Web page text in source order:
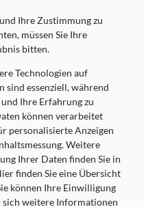
19.00 Uhr
19.00 Uhr
Ihre Zustimmung zu
müssen Sie Ihre
bitten.
Technologien auf
sind essenziell, während
Ihre Erfahrung zu
können verarbeitet
personalisierte Anzeigen
Weitere
Ihrer Daten finden Sie in
finden Sie eine Übersicht
können Ihre Einwilligung
sich weitere Informationen